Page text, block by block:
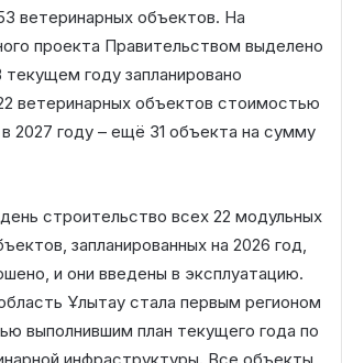
ветеринарных объектов. На
проекта Правительством выделено
текущем году запланировано
ветеринарных объектов стоимостью
2027 году – ещё 31 объекта на сумму
строительство всех 22 модульных
запланированных на 2026 год,
и они введены в эксплуатацию.
Ұлытау стала первым регионом
выполнившим план текущего года по
инфраструктуры. Все объекты